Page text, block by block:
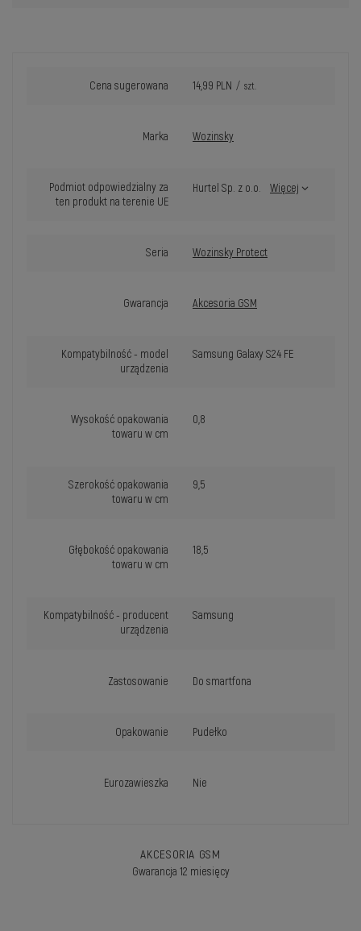
Cena sugerowana 14,99 PLN / szt.
Marka Wozinsky
Podmiot odpowiedzialny za
ten produkt na terenie UE
Hurtel Sp. z o.o. Więcej
Seria Wozinsky Protect
Gwarancja Akcesoria GSM
Kompatybilność - model
urządzenia
Samsung Galaxy S24 FE
Wysokość opakowania
towaru w cm
0,8
Szerokość opakowania
towaru w cm
9,5
Głębokość opakowania
towaru w cm
18,5
Kompatybilność - producent
urządzenia
Samsung
Zastosowanie Do smartfona
Opakowanie Pudełko
Eurozawieszka Nie
AKCESORIA GSM
Gwarancja 12 miesięcy